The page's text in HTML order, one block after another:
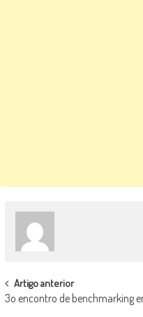
POST
NAVIGATION
Artigo anterior
3o encontro de benchmarking